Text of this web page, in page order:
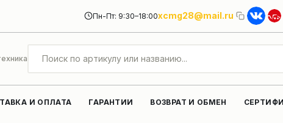
Пн-Пт: 9:30–18:00xcmg28@mail.ru
И ОПЛАТА ГАРАНТИИ ВОЗВРАТ И ОБМЕН